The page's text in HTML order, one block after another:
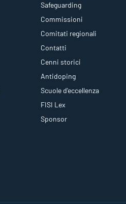
Safeguarding
Commissioni
Comitati regionali
Contatti
Cenni storici
Antidoping
Scuole d'eccellenza
FISI Lex
Sponsor